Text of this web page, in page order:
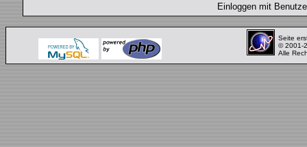
Einloggen mit
Seite
© 2001-
Alle